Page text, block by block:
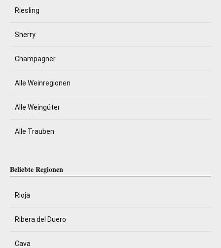
Riesling
Sherry
Champagner
Alle Weinregionen
Alle Weingüter
Alle Trauben
Beliebte Regionen
Rioja
Ribera del Duero
Cava